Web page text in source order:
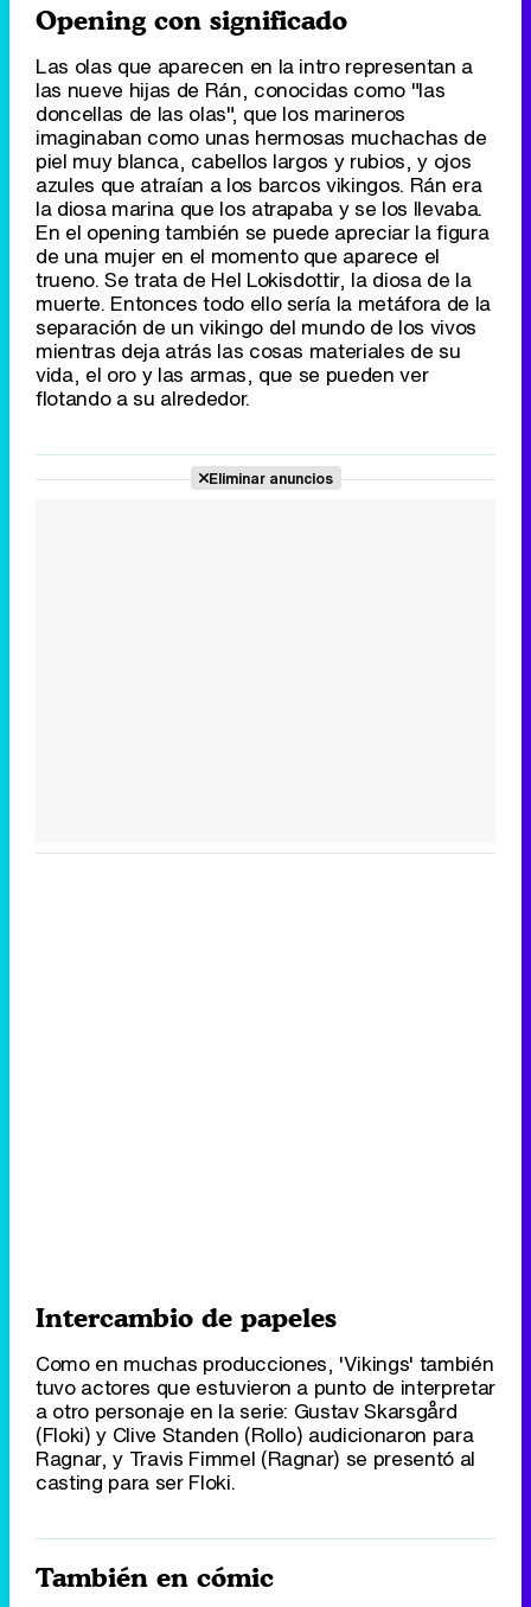
Opening con significado
Las olas que aparecen en la intro representan a
las nueve hijas de Rán, conocidas como "las
doncellas de las olas", que los marineros
imaginaban como unas hermosas muchachas de
piel muy blanca, cabellos largos y rubios, y ojos
azules que atraían a los barcos vikingos. Rán era
la diosa marina que los atrapaba y se los llevaba.
En el opening también se puede apreciar la figura
de una mujer en el momento que aparece el
trueno. Se trata de Hel Lokisdottir, la diosa de la
muerte. Entonces todo ello sería la metáfora de la
separación de un vikingo del mundo de los vivos
mientras deja atrás las cosas materiales de su
vida, el oro y las armas, que se pueden ver
flotando a su alrededor.
Eliminar anuncios
Intercambio de papeles
Como en muchas producciones, 'Vikings' también
tuvo actores que estuvieron a punto de interpretar
a otro personaje en la serie: Gustav Skarsgård
(Floki) y Clive Standen (Rollo) audicionaron para
Ragnar, y Travis Fimmel (Ragnar) se presentó al
casting para ser Floki.
También en cómic